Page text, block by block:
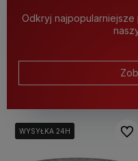
Odkryj
WYSYŁKA 24H
WYSYŁKA 24H
WYSYŁKA 24H Do